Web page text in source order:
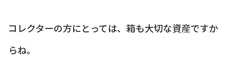
コレクターの方にとっては、箱も大切な資産ですか
らね。